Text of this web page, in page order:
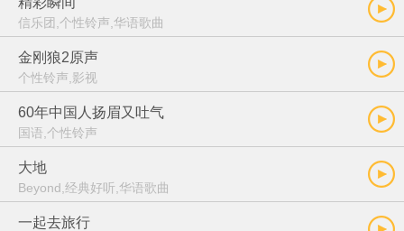
信乐团,个性铃声,华语歌曲
金刚狼2原声
个性铃声,影视
60年中国人扬眉又吐气
国语,个性铃声
大地
Beyond,经典好听,华语歌曲
一起去旅行